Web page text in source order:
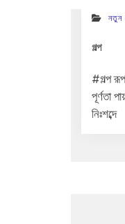
নতুন
গল্প
#গল্প
পূর্ণতা
নিঃশব্দে